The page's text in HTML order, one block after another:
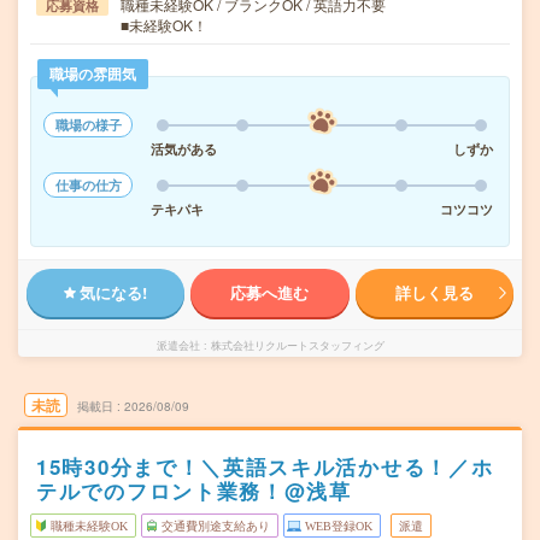
応募資格
職種未経験OK / ブランクOK / 英語力不要
■未経験OK！
職場の雰囲気
職場の様子
活気がある
しずか
仕事の仕方
テキパキ
コツコツ
気になる! 応募へ進む 詳しく見る
派遣会社 株式会社リクルートスタッフィング
未読 掲載日 2026/08/09
15時30分まで！＼英語スキル活かせる！／ホ
テルでのフロント業務！@浅草
職種未経験OK 交通費別途支給あり WEB登録OK 派遣